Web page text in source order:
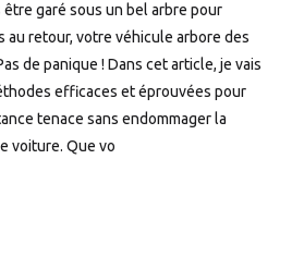
garé sous un bel arbre pour
au retour, votre véhicule arbore des
de panique ! Dans cet article, je vais
efficaces et éprouvées pour
tenace sans endommager la
voiture. Que vo